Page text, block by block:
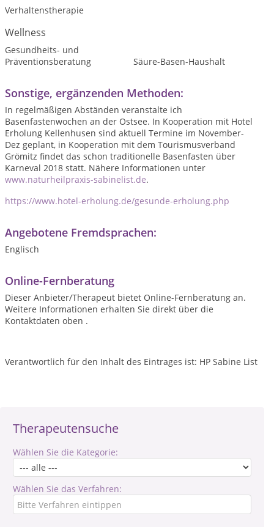
Therapeutensuche
Wählen Sie die Kategorie:
Wählen Sie das Verfahren:
Verhaltenstherapie
Wellness
Gesundheits- und
Präventionsberatung
Säure-Basen-Haushalt
Sonstige, ergänzenden Methoden:
In regelmäßigen Abständen veranstalte ich
Basenfastenwochen an der Ostsee. In Kooperation mit Hotel
Erholung Kellenhusen sind aktuell Termine im November-
Dez geplant, in Kooperation mit dem Tourismusverband
Grömitz findet das schon traditionelle Basenfasten über
Karneval 2018 statt. Nähere Informationen unter
www.naturheilpraxis-sabinelist.de.
https://www.hotel-erholung.de/gesunde-erholung.php
Angebotene Fremdsprachen:
Englisch
Online-Fernberatung
Dieser Anbieter/Therapeut bietet Online-Fernberatung an.
Weitere Informationen erhalten Sie direkt über die
Kontaktdaten oben .
Verantwortlich für den Inhalt des Eintrages ist: HP Sabine List